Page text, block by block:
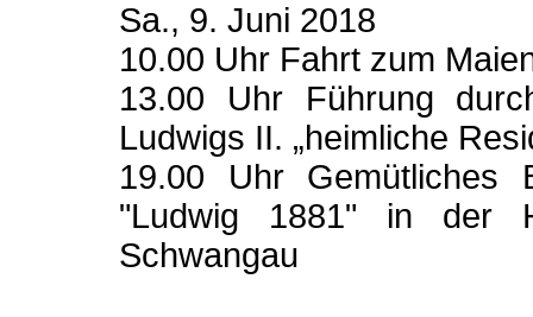
Sa., 9. Juni 2018
10.00 Uhr Fahrt zum
13.00 Uhr Führung
Ludwigs II. „heimliche
19.00 Uhr Gemütliches
"Ludwig 1881" in der
Schwangau